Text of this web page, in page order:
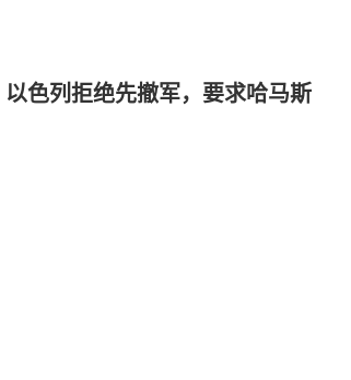
色列拒绝先撤军，要求哈马斯